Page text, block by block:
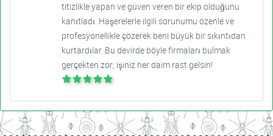
titizlikle yapan ve güven veren bir ekip olduğunu
kanıtladı. Haşerelerle ilgili sorunumu özenle ve
profesyonellikle çözerek beni büyük bir sıkıntıdan
kurtardılar. Bu devirde böyle firmaları bulmak
gerçekten zor; işiniz her daim rast gelsin!